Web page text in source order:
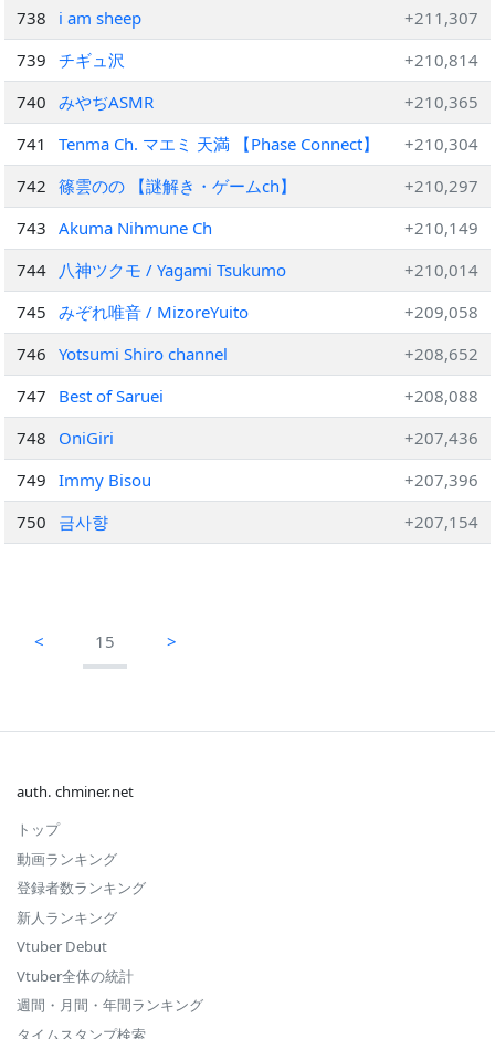
738
i am sheep
+211,307
739
チギュ沢
+210,814
740
みやぢASMR
+210,365
741
Tenma Ch. マエミ 天満 【Phase Connect】
+210,304
742
篠雲のの 【謎解き・ゲームch】
+210,297
743
Akuma Nihmune Ch
+210,149
744
八神ツクモ / Yagami Tsukumo
+210,014
745
みぞれ唯音 / MizoreYuito
+209,058
746
Yotsumi Shiro channel
+208,652
747
Best of Saruei
+208,088
748
OniGiri
+207,436
749
Immy Bisou
+207,396
750
금사향 +207,154
< 15 >
auth. chminer.net
トップ
動画ランキング
登録者数ランキング
新人ランキング
Vtuber Debut
Vtuber全体の統計
週間・月間・年間ランキング
タイムスタンプ検索